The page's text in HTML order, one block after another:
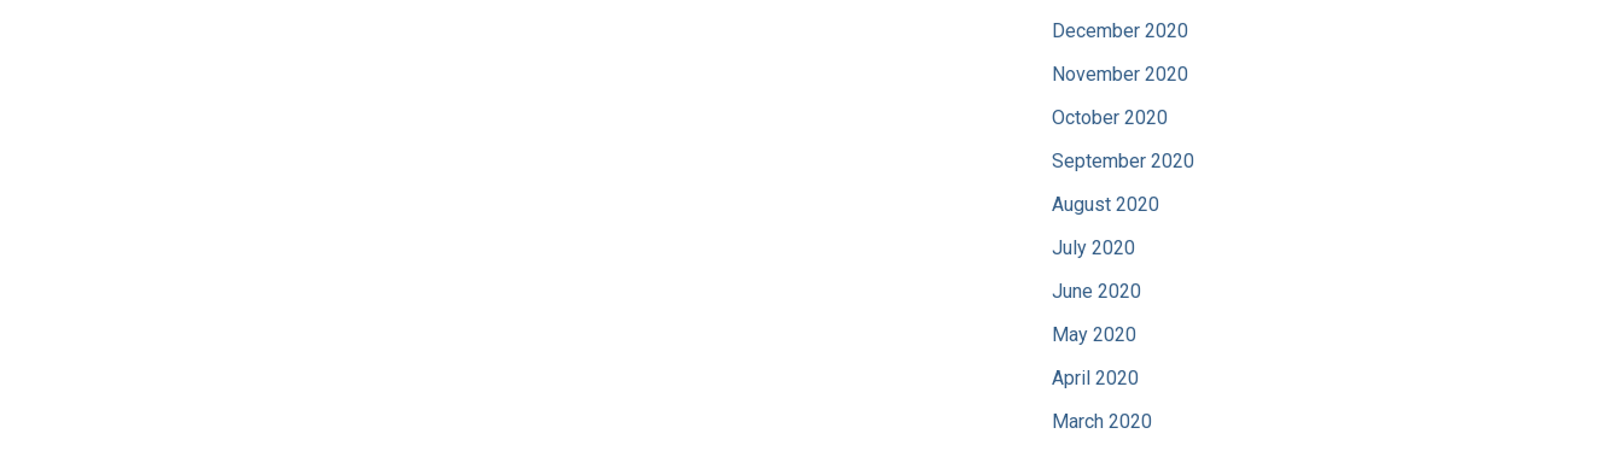
December 2020
November 2020
October 2020
September 2020
August 2020
July 2020
June 2020
May 2020
April 2020
March 2020